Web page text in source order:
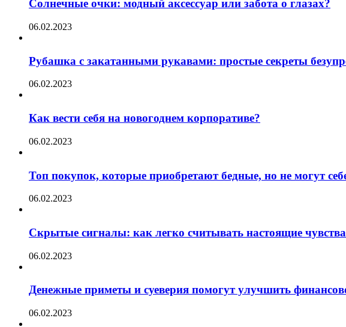
Солнечные очки: модный аксессуар или забота о глазах?
06.02.2023
Рубашка с закатанными рукавами: простые секреты
06.02.2023
Как вести себя на новогоднем корпоративе?
06.02.2023
Топ покупок, которые приобретают бедные, но не могут
06.02.2023
Скрытые сигналы: как легко считывать настоящие
06.02.2023
Денежные приметы и суеверия помогут улучшить
06.02.2023